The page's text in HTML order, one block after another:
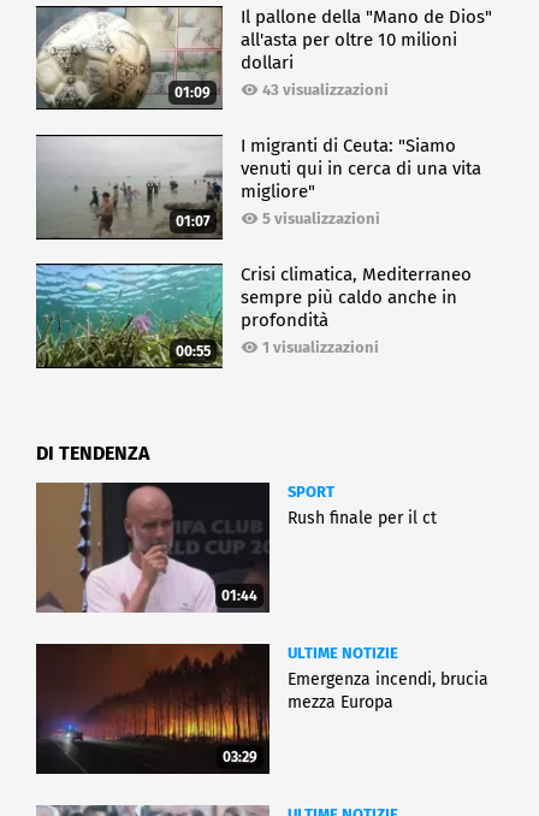
01:09
Il pallone della "Mano de Dios"
all'asta per oltre 10 milioni
dollari
43 visualizzazioni
01:07
I migranti di Ceuta: "Siamo
venuti qui in cerca di una vita
migliore"
5 visualizzazioni
00:55
Crisi climatica, Mediterraneo
sempre più caldo anche in
profondità
1 visualizzazioni
DI TENDENZA
01:44
SPORT
Rush finale per il ct
03:29
ULTIME NOTIZIE
Emergenza incendi, brucia
mezza Europa